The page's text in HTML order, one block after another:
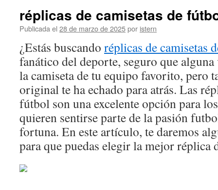
2024
réplicas de camisetas de
Publicada el 28 de marzo de 2025por istern
¿Estás buscando réplicas de camisetas
fanático del deporte, seguro que alguna
la camiseta de tu equipo favorito, pero
original te ha echado para atrás. Las
fútbol son una excelente opción para
quieren sentirse parte de la pasión
fortuna. En este artículo, te daremos
para que puedas elegir la mejor réplica